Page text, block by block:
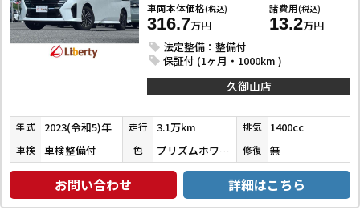
車両本体価格(税込)
316.7万円
諸費用(税込)
13.2万円
法定整備：整備付
保証付 (1ヶ月・1000km )
久御山店
年式 2023(令和5)年 走行 3.1万km 排気 1400cc
車検 車検整備付 色 プリズムホワイト 修復 無
お問い合わせ 詳細はこちら